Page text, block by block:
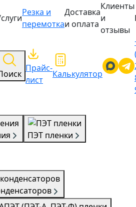
Резка и
перемотка
Доставка
и оплата
Клиенты
и
отзывы
Прайс-
лист
Калькулятор
ПЭТ пленки